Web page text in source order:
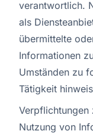
verantwortlich.
als
übermittelte
Informationen
Umständen zu
Tätigkeit
Verpflichtungen
Nutzung von